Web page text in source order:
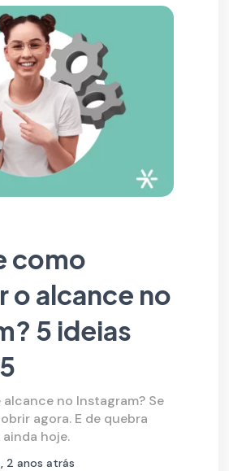
como
o alcance no
5 ideias
alcance no Instagram? Se
agora. E de quebra
hoje.
2 anos atrás